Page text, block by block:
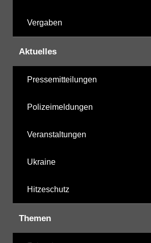
Vergaben
Aktuelles
Pressemitteilungen
Polizeimeldungen
Veranstaltungen
Ukraine
Hitzeschutz
Themen